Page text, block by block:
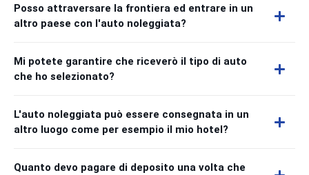
Posso attraversare la frontiera ed entrare in un
altro paese con l'auto noleggiata?
Mi potete garantire che riceverò il tipo di auto
che ho selezionato?
L'auto noleggiata può essere consegnata in un
altro luogo come per esempio il mio hotel?
Quanto devo pagare di deposito una volta che